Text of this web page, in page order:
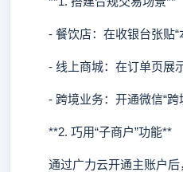
- 餐饮店：在收银台张贴“
- 线上商城：在订单页展示
- 跨境业务：开通微信“跨
**2. 巧用“子商户”功能**
通过广力云开通主账户后